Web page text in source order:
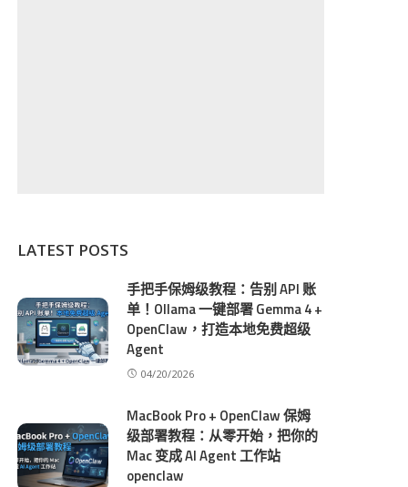
LATEST POSTS
手把手保姆级教程：告别 API 账
单！Ollama 一键部署 Gemma 4 +
OpenClaw，打造本地免费超级
Agent
04/20/2026
MacBook Pro + OpenClaw 保姆
级部署教程：从零开始，把你的
Mac 变成 AI Agent 工作站
openclaw